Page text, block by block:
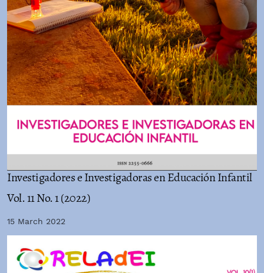
Investigadores e Investigadoras en Educación Infantil
Vol. 11 No. 1 (2022)
15 March 2022